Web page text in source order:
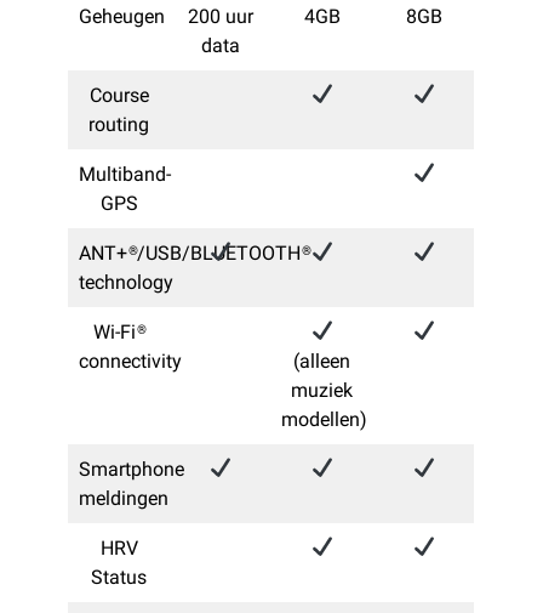
Geheugen
200 uur
data
4GB 8GB
Course
routing
Multiband-
GPS
ANT+®/USB/BLUETOOTH®
technology​
Wi-Fi®
connectivity
(alleen
muziek
modellen)
Smartphone
meldingen
HRV
Status